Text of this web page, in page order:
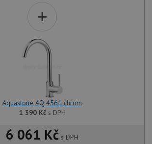
+
Aquastone AQ 4561 chrom
1 390 Kčs DPH
6 061 Kč s DPH